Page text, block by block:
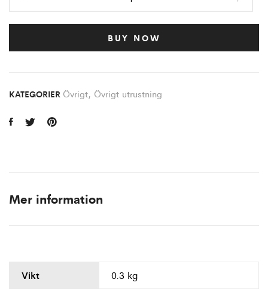
BUY NOW
KATEGORIER Övrigt, Övrigt utrustning
Mer information
Vikt 0.3 kg